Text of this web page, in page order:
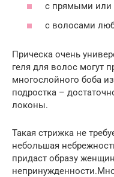
с прямыми или
с волосами
Прическа очень
геля для волос могут
многослойного боба
подростка –
локоны.
Такая стрижка не
небольшая
придаст образу